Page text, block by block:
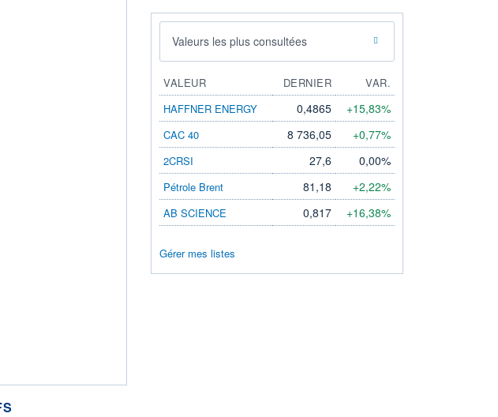
Valeurs les plus consultées
VALEUR DERNIER
VAR.
HAFFNER ENERGY
0,4865 +15,83%
CAC 40 8 736,05 +0,77%
2CRSI 27,6 0,00%
Pétrole Brent 81,18 +2,22%
AB SCIENCE 0,817 +16,38%
Gérer mes listes